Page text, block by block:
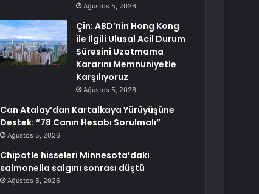
Ağustos 5, 2026
Çin: ABD’nin Hong Kong
ile İlgili Ulusal Acil Durum
Süresini Uzatmama
Kararını Memnuniyetle
Karşılıyoruz
Ağustos 5, 2026
Can Atalay’dan Kartalkaya Yürüyüşüne
Destek: “78 Canın Hesabı Sorulmalı”
Ağustos 5, 2026
Chipotle hisseleri Minnesota’daki
salmonella salgını sonrası düştü
Ağustos 5, 2026